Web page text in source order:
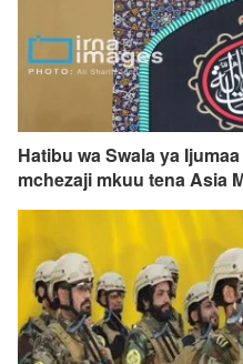
Hatibu wa Swala ya
mchezaji mkuu tena Asia